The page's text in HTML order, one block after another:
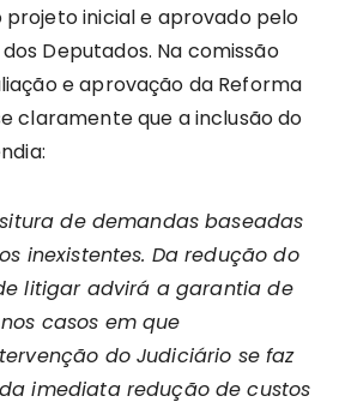
inicial e aprovado pelo
Deputados. Na comissão
e aprovação da Reforma
claramente que a inclusão do
de demandas baseadas
inexistentes. Da redução do
litigar advirá a garantia de
casos em que
do Judiciário se faz
imediata redução de custos